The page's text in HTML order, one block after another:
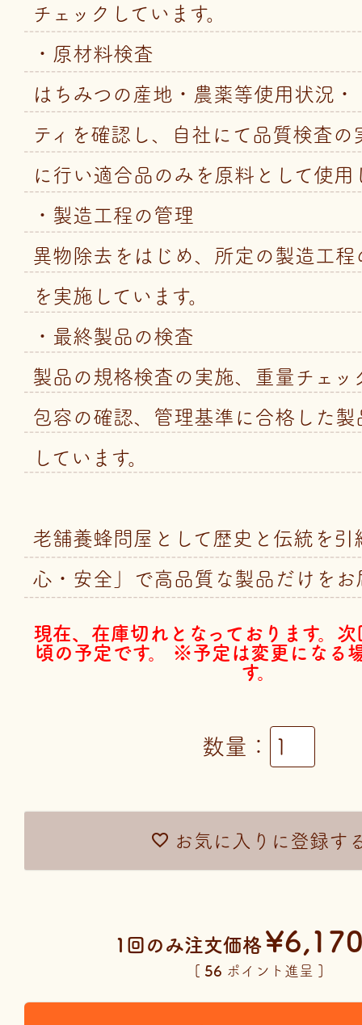
チェックしています。
・原材料検査
はちみつの産地・農薬等使用状況
ティを確認し、自社にて品質検査の
に行い適合品のみを原料として使用
・製造工程の管理
異物除去をはじめ、所定の製造工
を実施しています。
・最終製品の検査
製品の規格検査の実施、重量チェッ
包容の確認、管理基準に合格した
しています。
老舗養蜂問屋として歴史と伝統を引
心・安全」で高品質な製品だけをお
お気に入りに登録す
現在、在庫切れとなっております。
頃の予定です。 ※予定は変更になる
す。
1回のみ注文価格 ¥
[ 56 ポイント進呈 ]